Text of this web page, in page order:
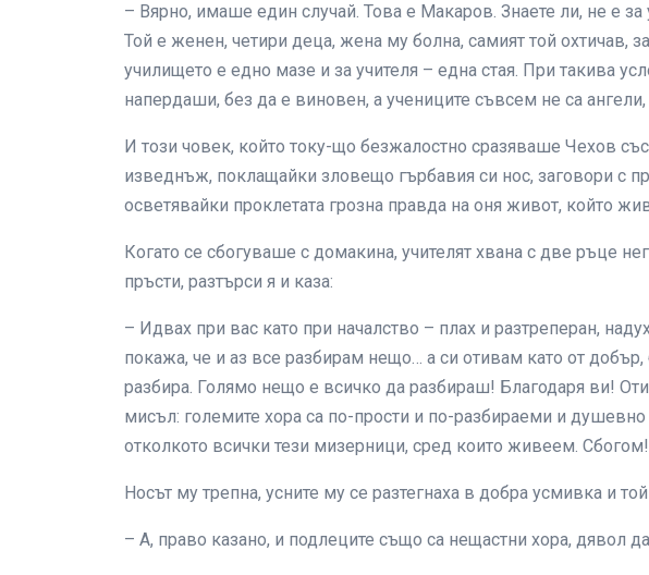
– Вярно, имаше един случай. Това е Макаров. Знаете ли, не е
Той е женен, четири деца, жена му болна, самият той охтичав,
училището е едно мазе и за учителя – една стая. При такива
напердаши, без да е виновен, а учениците съвсем не са
И този човек, който току-що безжалостно сразяваше Чехов
изведнъж, поклащайки зловещо гърбавия си нос, заговори с
осветявайки проклетата грозна правда на оня живот, който
Когато се сбогуваше с домакина, учителят хвана с две ръце
пръсти, разтърси я и каза:
– Идвах при вас като при началство – плах и разтреперан,
покажа, че и аз все разбирам нещо… а си отивам като от
разбира. Голямо нещо е всичко да разбираш! Благодаря ви!
мисъл: големите хора са по-прости и по-разбираеми и
отколкото всички тези мизерници, сред които живеем.
Носът му трепна, усните му се разтегнаха в добра усмивка и
– А, право казано, и подлеците също са нещастни хора, дявол